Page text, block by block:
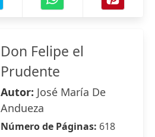
Don Felipe el
Prudente
Autor: José María De
Andueza
Número de Páginas: 618